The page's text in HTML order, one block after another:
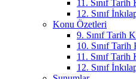
11. Sınıf Tarih
12. Sınıf
Konu Özetleri
9. Sınıf Tarih
10. Sınıf
11. Sınıf
12. Sınıf